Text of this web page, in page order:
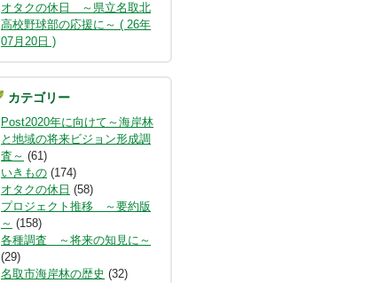
オタクの休日 ～県立名取北
高校野球部の応援に～ ( 26年
07月20日 )
カテゴリー
Post2020年に向けて～海岸林
と地域の将来ビジョン形成調
査～ (61)
いきもの (174)
オタクの休日 (58)
プロジェクト推移 ～要約版
～ (158)
各種調査 ～将来の知見に～
(29)
名取市海岸林の歴史 (32)